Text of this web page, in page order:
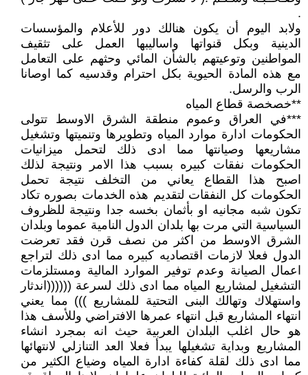
.
ولابد اليوم أن يكون هنالك دور للأعلام والمؤسسات
الدينية وبكل قنواتها واساليبها العمل على تثقيف
المواطنين وتوعيتهم بالشأن المائي وحثهم على التعامل
مع هذه المادة الحيوية بكل احترام وقدسيه كما اوصانا
الرب والرسل.
**خصخصة قطاع المياه
***في العراق وعموم منطقة الشرق الاوسط تتولى
الحكومات ادارة موارد المياه وتطويرها وتنميتها وتشغيل
مشاريعها وصيانتها مما ادى ذلك لتحمل ميزانيات
الحكومات نفقات كبيره بسبب هذا الامر ونتيجة لذلك
اصبح هذا القطاع يعاني من التخلف نتيجة تحمل
الحكومات كل النفقات لتقديم هذه الخدمات بصوره تكاد
تكون شبه مجانيه او بأثمان بخسه جدا ونتيجة للظروف
السياسية التي مرت بها بلدان الدول النامية عموما وبلدان
الشرق الاوسط من اكثر من نصف قرن فقد تعرضت
الدول فعلا لازمات اقتصاديه كبيره مما ادى ذلك لتراجع
اعمال الصيانة وعدم توفير الموارد المالية ومستلزمات
التشغيل لمشاريع المياه مما ادى ذلك لسرعة ((((((اندثار
واستهلاك وتهالك البنى التحتية للمشاريع ))) مما يعني
انتهاء المشاريع قبل انتهاء عمرها الافتراضي وللأسف هذا
هو حال اغلب البلدان العربية حيث انه بمجرد انشاء
المشاريع وبداية تشغيلها يبدأ فعلا العد التنازلي لانتهائها
مما ادى ذلك لقلة كفاءة ادارة المياه وضياع الكثير من